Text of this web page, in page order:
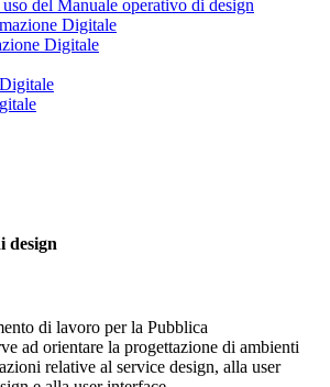
del Manuale operativo di design
Digitale
design
di lavoro per la Pubblica
ad orientare la progettazione di ambienti
relative al service design, alla user